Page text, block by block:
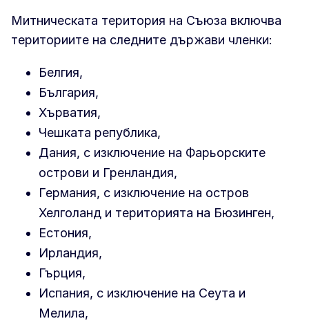
Митническата територия на Съюза включва
териториите на следните държави членки:
Белгия,
България,
Хърватия,
Чешката република,
Дания, с изключение на Фарьорските
острови и Гренландия,
Германия, с изключение на остров
Хелголанд и територията на Бюзинген,
Естония,
Ирландия,
Гърция,
Испания, с изключение на Сеута и
Мелила,